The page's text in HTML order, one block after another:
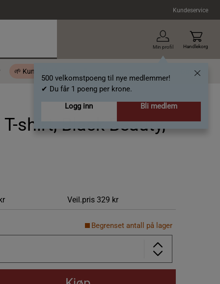
Kundeservice
Min profil
500 velkomstpoeng til nye medlemmer!
✔ Du får 1 poeng per krone.
Logg inn
Bli medlem
Handlekorg
🌱 Kundeklubb - 500 velkomstpoeng Gavekort
shirt, Black Beauty,
Veil.pris 329 kr
Begrenset antall på lager